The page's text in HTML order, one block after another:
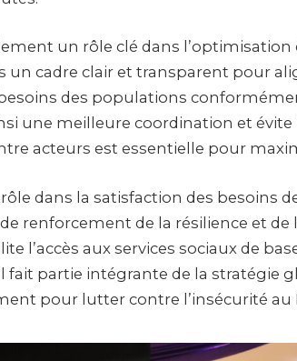
un rôle clé dans
un cadre clair et transparent pour
des populations
une meilleure coordination et évite
acteurs est essentielle pour
dans la satisfaction des besoins
renforcement de la résilience et
l’accès aux services sociaux de
fait partie intégrante de la stratégie
pour lutter contre l’insécurité au